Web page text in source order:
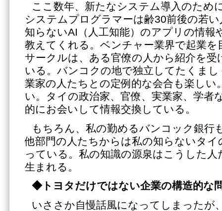
ここ数年、新たなシステム導入のため
システムプログラマーは齢30前後の若
知らないAI（人工知能）のアプリの情報
教えてくれる。ベンチャー業界で起業を
サークルは、ある官僚の人から紹介を
いる。バンコクの地で独立してたくま
業家の人たちとの定例的な会合も楽しい
い。タイの政治家、官僚、実業家、学者
的にお会いして情報交換している。
もちろん、私の勤めるバンコック銀行
他部門の人たちからは私の知らないタ
っている。私の知識の源泉はこうした
生まれる。
◆トヨタだけではない企業の構造的な
いささか自慢話風になってしまったが